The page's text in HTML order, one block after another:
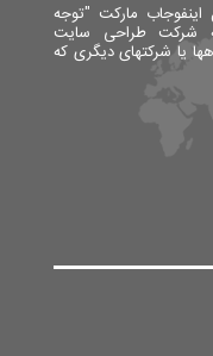
مارکت "توجه
شرکت طراحی سایت
یا شرکتهای دیگری که